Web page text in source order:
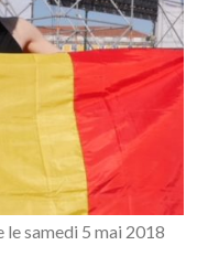
samedi 5 mai 2018